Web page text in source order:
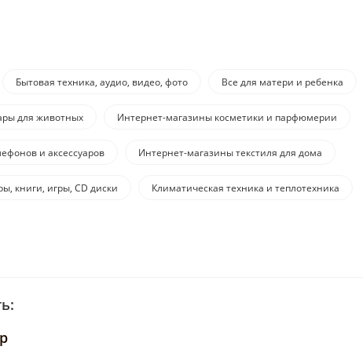
Бытовая техника, аудио, видео, фото Все для матери и ребенка
для животных Интернет-магазины косметики и парфюмерии
и аксессуаров Интернет-магазины текстиля для дома
книги, игры, CD диски Климатическая техника и теплотехника